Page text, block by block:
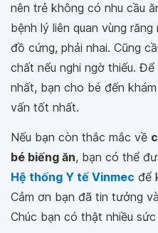
nên trẻ không có nhu cầu
bệnh lý liên quan vùng
đồ cứng, phải nhai. Cũng
chất nếu nghi ngờ thiếu.
nhất, bạn cho bé đến
vấn tốt nhất.
Nếu bạn còn thắc mắc về
bé biếng ăn, bạn có thể
Hệ thống Y tế Vinmec để
Cảm ơn bạn đã tin tưởng
Chúc bạn có thật nhiều